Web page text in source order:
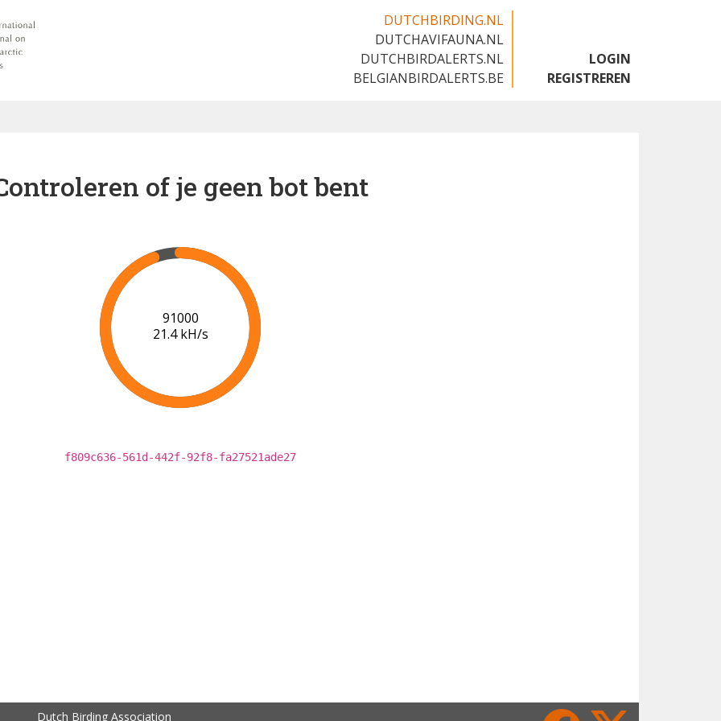
DUTCHBIRDING.NL
DUTCHAVIFAUNA.NL
DUTCHBIRDALERTS.NL
BELGIANBIRDALERTS.BE
LOGIN
REGISTREREN
of je geen bot bent
94000
20.5 kH/s
f809c636-561d-442f-92f8-fa27521ade27
Dutch Birding Association